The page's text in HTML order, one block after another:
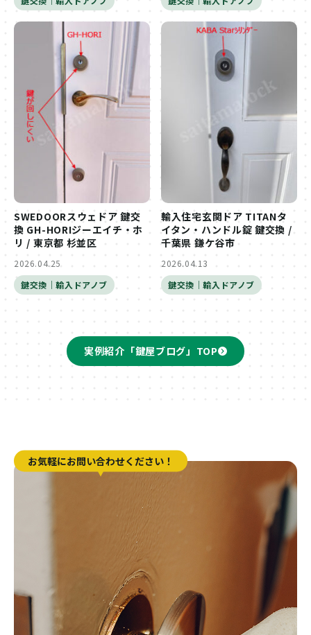
SWEDOORスウェドア 鍵交
換 GH-HORIジーエイチ・ホ
リ / 東京都 杉並区
2026.04.25
鍵交換｜輸入ドアノブ
輸入住宅玄関ドア TITANタ
イタン・ハンドル錠 鍵交換 /
千葉県 鎌ケ谷市
2026.04.13
鍵交換｜輸入ドアノブ
実例紹介「鍵屋ブログ」TOP
お気軽にお問い合わせください！